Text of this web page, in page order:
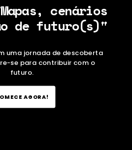
cenários
de futuro(s)"
uma jornada de descoberta
se para contribuir com o
futuro.
AGORA!